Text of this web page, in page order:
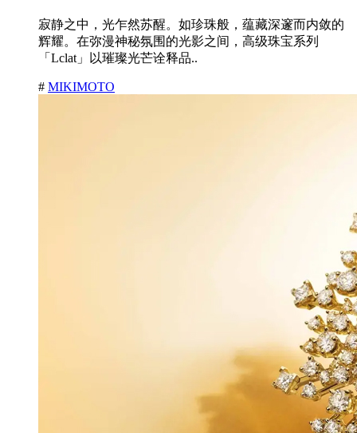
寂静之中，光乍然苏醒。如珍珠般，蕴藏深邃而内敛的
辉耀。在弥漫神秘氛围的光影之间，高级珠宝系列
「Lclat」以璀璨光芒诠释品..
# MIKIMOTO